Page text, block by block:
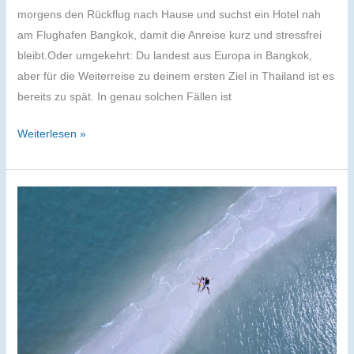
morgens den Rückflug nach Hause und suchst ein Hotel nah
am Flughafen Bangkok, damit die Anreise kurz und stressfrei
bleibt.Oder umgekehrt: Du landest aus Europa in Bangkok,
aber für die Weiterreise zu deinem ersten Ziel in Thailand ist es
bereits zu spät. In genau solchen Fällen ist
Vergleich
am
Empfehlungen
Weiterlesen »